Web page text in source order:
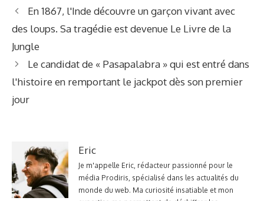
En 1867, l'Inde découvre un garçon vivant avec
des loups. Sa tragédie est devenue Le Livre de la
Jungle
Le candidat de « Pasapalabra » qui est entré dans
l'histoire en remportant le jackpot dès son premier
jour
Eric
Je m'appelle Eric, rédacteur passionné pour le
média Prodiris, spécialisé dans les actualités du
monde du web. Ma curiosité insatiable et mon